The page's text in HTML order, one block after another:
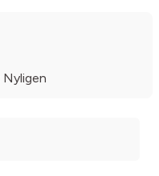
Nyligen